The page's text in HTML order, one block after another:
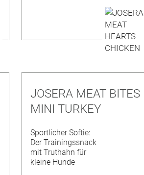
JOSERA MEAT BITES
MINI TURKEY
Sportlicher Softie:
Der Trainingssnack
mit Truthahn für
kleine Hunde